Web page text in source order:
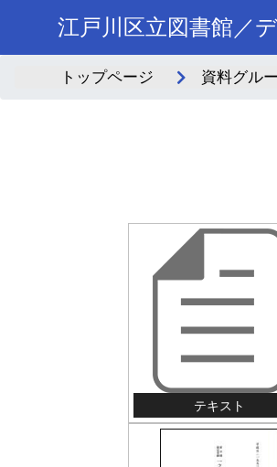
江戸川区立図書館／
トップページ 資料グル
テキスト